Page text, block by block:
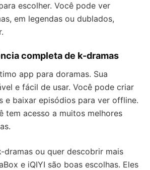
escolher. Você pode ver
em legendas ou dublados,
completa de k-dramas
app para doramas. Sua
e fácil de usar. Você pode criar
e baixar episódios para ver offline.
tem acesso a muitos melhores
dramas ou quer descobrir mais
e iQIYI são boas escolhas. Eles